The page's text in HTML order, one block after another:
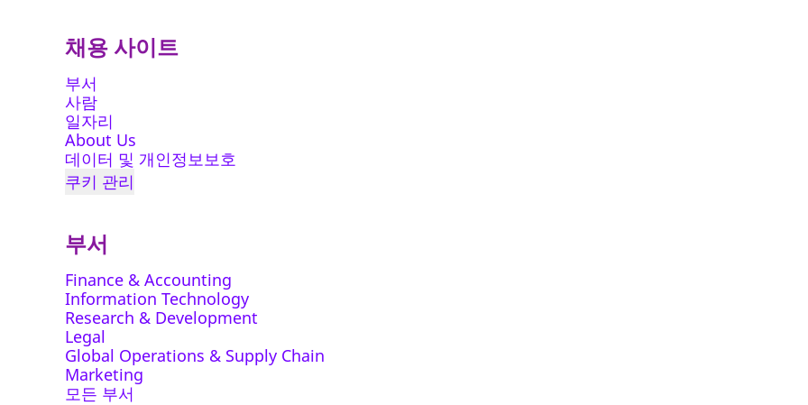
채용 사이트
부서
사람
일자리
About Us
데이터 및 개인정보보호
쿠키 관리
부서
Finance & Accounting
Information Technology
Research & Development
Legal
Global Operations & Supply Chain
Marketing
모든 부서